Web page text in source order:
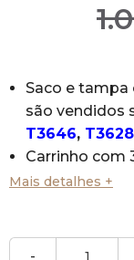
Saco e tampa
são vendidos
T3646, T3628
Carrinho com
120 L, zona
Carrinho
Mais detalhes +
-